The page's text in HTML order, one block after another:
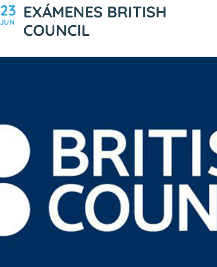
23
JUN
EXÁMENES BRITISH
COUNCIL